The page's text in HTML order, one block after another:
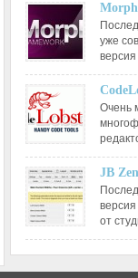
уже
Очень
JB
от